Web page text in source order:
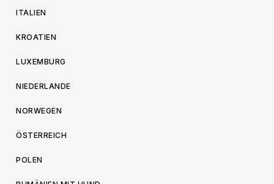
ITALIEN
KROATIEN
LUXEMBURG
NIEDERLANDE
NORWEGEN
ÖSTERREICH
POLEN